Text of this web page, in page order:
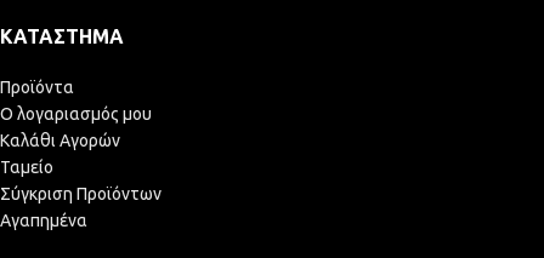
ΚΑΤΆΣΤΗΜΑ
Προϊόντα
Ο λογαριασμός μου
Καλάθι Αγορών
Ταμείο
Σύγκριση Προϊόντων
Αγαπημένα